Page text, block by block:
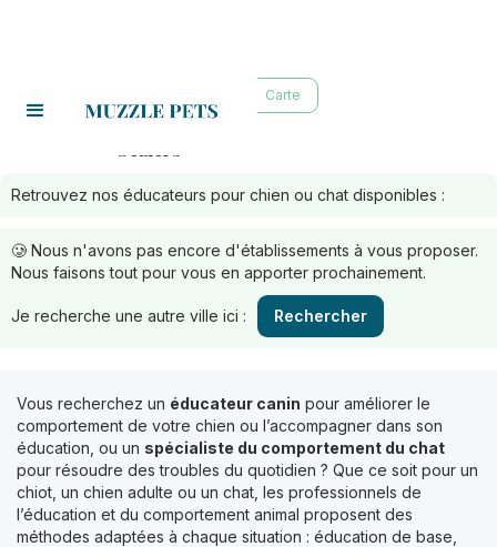
Carte
Retrouvez nos éducateurs pour chien ou chat disponibles :
🥲 Nous n'avons pas encore d'établissements à vous proposer.
Nous faisons tout pour vous en apporter prochainement.
Je recherche une autre ville ici : Rechercher
Vous recherchez un éducateur canin pour améliorer le
comportement de votre chien ou l’accompagner dans son
éducation, ou un spécialiste du comportement du chat
pour résoudre des troubles du quotidien ? Que ce soit pour un
chiot, un chien adulte ou un chat, les professionnels de
l’éducation et du comportement animal proposent des
méthodes adaptées à chaque situation : éducation de base,